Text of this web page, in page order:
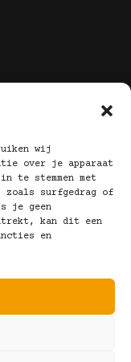
wij
over je apparaat
te stemmen met
zoals surfgedrag of
je geen
kan dit een
en
Brillen